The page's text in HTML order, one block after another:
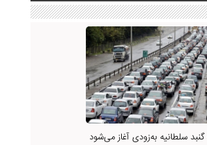
سلطانیه به‌زودی آغاز می‌شود